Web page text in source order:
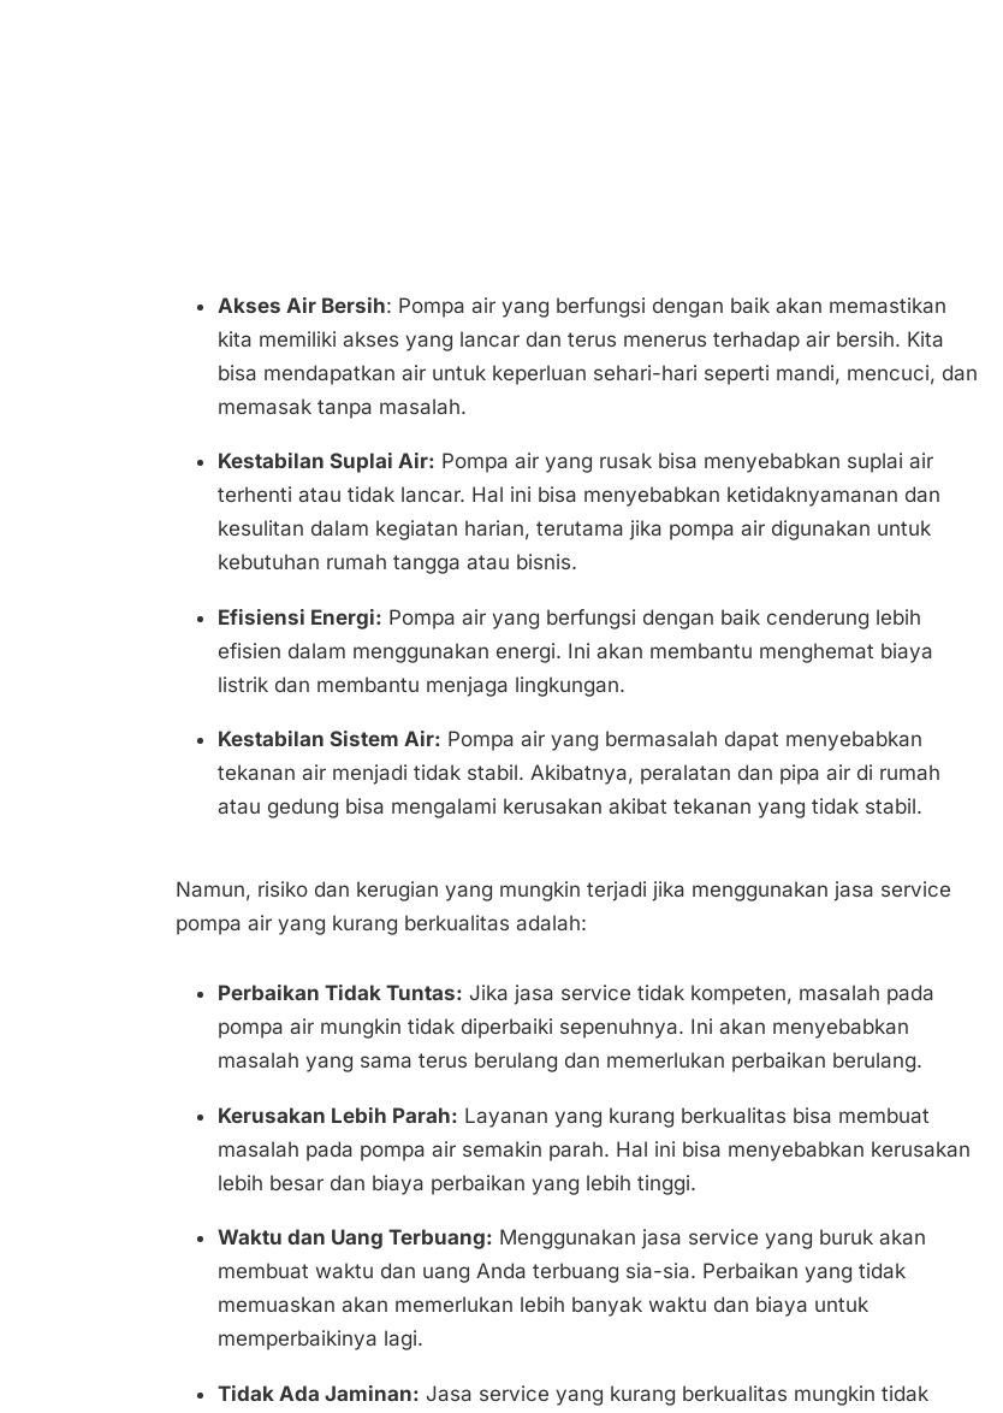
Akses Air Bersih: Pompa air yang berfungsi dengan baik akan memastikan
kita memiliki akses yang lancar dan terus menerus terhadap air bersih. Kita
bisa mendapatkan air untuk keperluan sehari-hari seperti mandi, mencuci, dan
memasak tanpa masalah.
Kestabilan Suplai Air: Pompa air yang rusak bisa menyebabkan suplai air
terhenti atau tidak lancar. Hal ini bisa menyebabkan ketidaknyamanan dan
kesulitan dalam kegiatan harian, terutama jika pompa air digunakan untuk
kebutuhan rumah tangga atau bisnis.
Efisiensi Energi: Pompa air yang berfungsi dengan baik cenderung lebih
efisien dalam menggunakan energi. Ini akan membantu menghemat biaya
listrik dan membantu menjaga lingkungan.
Kestabilan Sistem Air: Pompa air yang bermasalah dapat menyebabkan
tekanan air menjadi tidak stabil. Akibatnya, peralatan dan pipa air di rumah
atau gedung bisa mengalami kerusakan akibat tekanan yang tidak stabil.
Namun, risiko dan kerugian yang mungkin terjadi jika menggunakan jasa service
pompa air yang kurang berkualitas adalah:
Perbaikan Tidak Tuntas: Jika jasa service tidak kompeten, masalah pada
pompa air mungkin tidak diperbaiki sepenuhnya. Ini akan menyebabkan
masalah yang sama terus berulang dan memerlukan perbaikan berulang.
Kerusakan Lebih Parah: Layanan yang kurang berkualitas bisa membuat
masalah pada pompa air semakin parah. Hal ini bisa menyebabkan kerusakan
lebih besar dan biaya perbaikan yang lebih tinggi.
Waktu dan Uang Terbuang: Menggunakan jasa service yang buruk akan
membuat waktu dan uang Anda terbuang sia-sia. Perbaikan yang tidak
memuaskan akan memerlukan lebih banyak waktu dan biaya untuk
memperbaikinya lagi.
Tidak Ada Jaminan: Jasa service yang kurang berkualitas mungkin tidak